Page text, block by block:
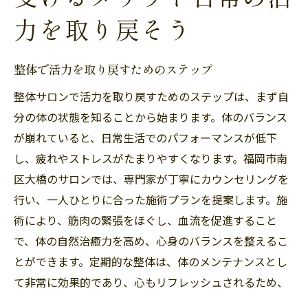
力を取り戻そう
整体で活力を取り戻すためのステップ
整体サロンで活力を取り戻すためのステップは、まず自
分の体の状態を知ることから始まります。体のバランス
が崩れていると、日常生活でのパフォーマンスが低下
し、疲れやストレスがたまりやすくなります。福岡市南
区大橋のサロンでは、専門家が丁寧にカウンセリングを
行い、一人ひとりに合った施術プランを提案します。施
術により、筋肉の緊張をほぐし、血流を促進すること
で、体の自然治癒力を高め、心身のバランスを整えるこ
とができます。定期的な整体は、体のメンテナンスとし
て非常に効果的であり、心もリフレッシュされるため、